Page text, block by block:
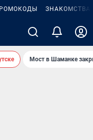
ЗНАКОМСТВА
Мост в Шаманке